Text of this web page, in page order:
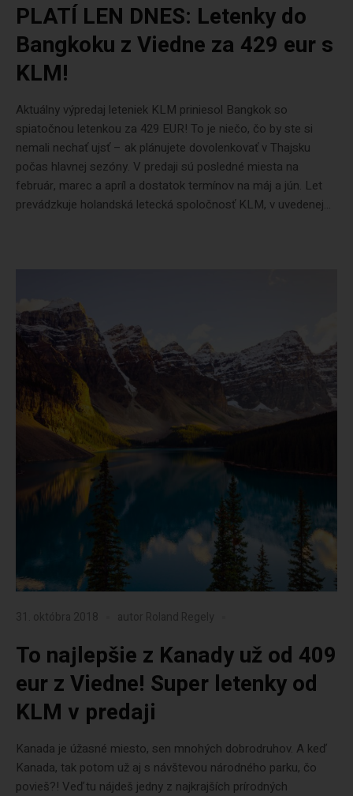
PLATÍ LEN DNES: Letenky do
Bangkoku z Viedne za 429 eur s
KLM!
Aktuálny výpredaj leteniek KLM priniesol Bangkok so
spiatočnou letenkou za 429 EUR! To je niečo, čo by ste si
nemali nechať ujsť – ak plánujete dovolenkovať v Thajsku
počas hlavnej sezóny. V predaji sú posledné miesta na
február, marec a apríl a dostatok termínov na máj a jún. Let
prevádzkuje holandská letecká spoločnosť KLM, v uvedenej...
31. októbra 2018 autor Roland Regely
To najlepšie z Kanady už od 409
eur z Viedne! Super letenky od
KLM v predaji
Kanada je úžasné miesto, sen mnohých dobrodruhov. A keď
Kanada, tak potom už aj s návštevou národného parku, čo
povieš?! Veď tu nájdeš jedny z najkrajších prírodných